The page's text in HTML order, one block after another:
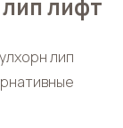
лифт
лип